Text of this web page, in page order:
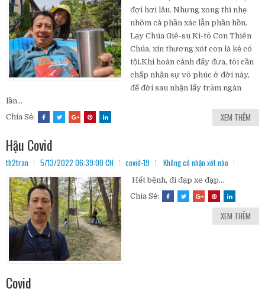
đợi hơi lâu. Nhưng xong thì nhẹ
nhõm cả phần xác lẫn phần hồn.
Lạy Chúa Giê-su Ki-tô Con Thiên
Chúa, xin thương xót con là kẻ có
tội.Khi hoàn cảnh đẩy đưa, tôi cần
chấp nhận sự vô phúc ở đời này,
để đời sau nhận lấy trăm ngàn
lần...
Chia Sẻ:
XEM THÊM
Hậu Covid
th2tran 5/13/2022 06:39:00 CH covid-19 Không có nhận xét nào
Hết bệnh, đi đạp xe đạp...
Chia Sẻ:
XEM THÊM
Covid